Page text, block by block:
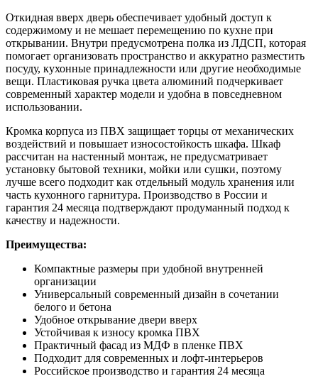
Откидная вверх дверь обеспечивает удобный доступ к
содержимому и не мешает перемещению по кухне при
открывании. Внутри предусмотрена полка из ЛДСП, которая
помогает организовать пространство и аккуратно разместить
посуду, кухонные принадлежности или другие необходимые
вещи. Пластиковая ручка цвета алюминий подчеркивает
современный характер модели и удобна в повседневном
использовании.
Кромка корпуса из ПВХ защищает торцы от механических
воздействий и повышает износостойкость шкафа. Шкаф
рассчитан на настенный монтаж, не предусматривает
установку бытовой техники, мойки или сушки, поэтому
лучше всего подходит как отдельный модуль хранения или
часть кухонного гарнитура. Производство в России и
гарантия 24 месяца подтверждают продуманный подход к
качеству и надежности.
Преимущества:
Компактные размеры при удобной внутренней
организации
Универсальный современный дизайн в сочетании
белого и бетона
Удобное открывание двери вверх
Устойчивая к износу кромка ПВХ
Практичный фасад из МДФ в пленке ПВХ
Подходит для современных и лофт-интерьеров
Российское производство и гарантия 24 месяца